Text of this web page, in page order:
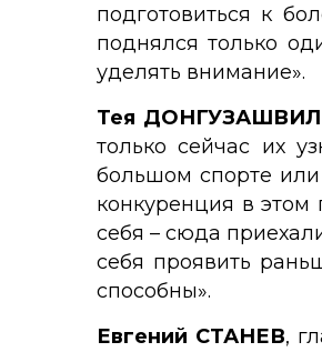
подготовиться к
поднялся только
уделять внимание».
Тея
только сейчас их
большом спорте или
конкуренция в этом
себя – сюда
себя проявить
способны».
Евгений СТАНЕВ,